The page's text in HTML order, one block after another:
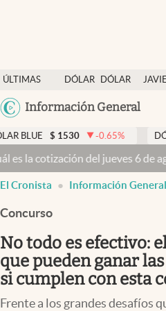
ÚLTIMAS
NOTICIAS
DÓLAR
DÓLAR
Información General
Dólar
Members
Economía y Política
Finanzas y Mercados
Mercados Online
Negocios
Columnistas
Otras secciones
Apertura
1530 -0.65% DÓLAR
6 de agosto minuto a minuto
El Cronista Información General
Concurso
No todo es efectivo:
que pueden ganar
si cumplen con esta
Frente a los grandes desafíos